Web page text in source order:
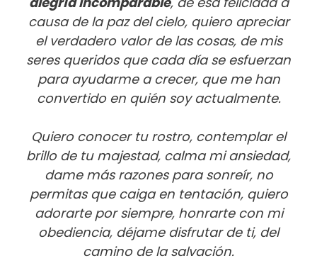
causa de la paz del cielo, quiero apreciar
el verdadero valor de las cosas, de mis
seres queridos que cada día se esfuerzan
para ayudarme a crecer, que me han
convertido en quién soy actualmente.
Quiero conocer tu rostro, contemplar el
brillo de tu majestad, calma mi ansiedad,
dame más razones para sonreír, no
permitas que caiga en tentación, quiero
adorarte por siempre, honrarte con mi
obediencia, déjame disfrutar de ti, del
camino de la salvación.